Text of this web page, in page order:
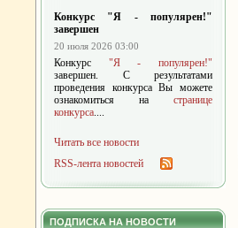
Конкурс "Я - популярен!"
завершен
20 июля 2026 03:00
Конкурс "Я - популярен!"
завершен. С результатами
проведения конкурса Вы можете
ознакомиться на странице
конкурса....
Читать все новости
RSS-лента новостей
ПОДПИСКА НА НОВОСТИ